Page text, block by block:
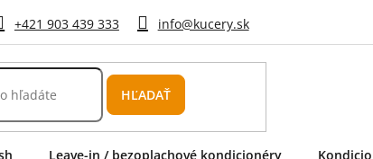
+421 903 439 333 info@kucery.sk
HĽADAŤ
Leave-in / bezoplachové kondicionéry